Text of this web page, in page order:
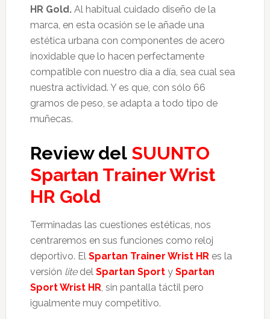
HR Gold. Al habitual cuidado diseño de la
marca, en esta ocasión se le añade una
estética urbana con componentes de acero
inoxidable que lo hacen perfectamente
compatible con nuestro día a día, sea cual sea
nuestra actividad. Y es que, con sólo 66
gramos de peso, se adapta a todo tipo de
muñecas.
Review del SUUNTO
Spartan Trainer Wrist
HR Gold
Terminadas las cuestiones estéticas, nos
centraremos en sus funciones como reloj
deportivo. El Spartan Trainer Wrist HRes la
versión litedel Spartan Sporty Spartan
Sport Wrist HR, sin pantalla táctil pero
igualmente muy competitivo.